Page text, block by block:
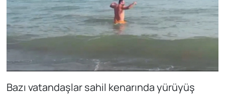
Bazı vatandaşlar sahil kenarında yürüyüş